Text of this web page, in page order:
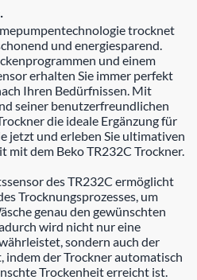
trocknet
und energiesparend.
und einem
erhalten Sie immer perfekt
Ihren Bedürfnissen. Mit
seiner benutzerfreundlichen
die ideale Ergänzung für
jetzt und erleben Sie ultimativen
dem Beko TR232C Trockner.
des TR232C ermöglicht
Trocknungsprozesses, um
genau den gewünschten
wird nicht nur eine
sondern auch der
der Trockner automatisch
Trockenheit erreicht ist.